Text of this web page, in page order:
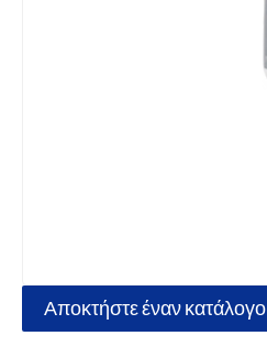
Αποκτήστε έναν κατάλογο